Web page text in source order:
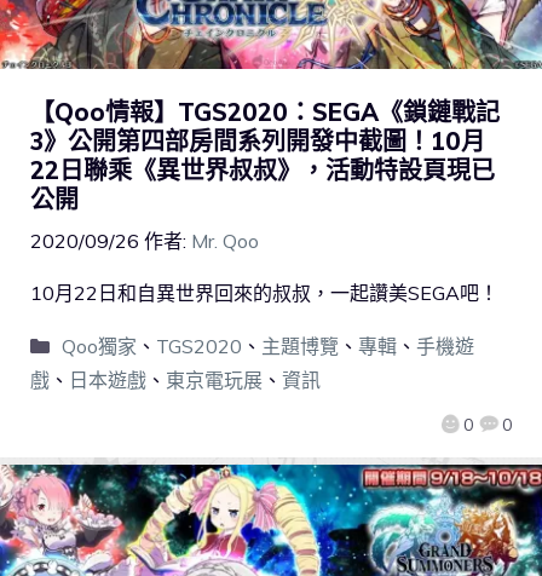
【Qoo情報】TGS2020：SEGA《鎖鏈戰記
3》公開第四部房間系列開發中截圖！10月
22日聯乘《異世界叔叔》，活動特設頁現已
公開
2020/09/26 作者: Mr. Qoo
0 0
10月22日和自異世界回來的叔叔，一起讚美SEGA吧！
Qoo獨家 、 TGS2020 、 主題博覽 、 專輯、 手機遊
戲 、 日本遊戲 、 東京電玩展 、 資訊